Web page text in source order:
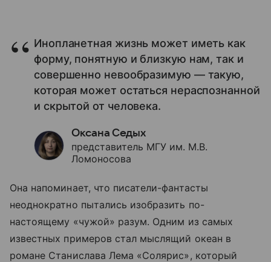
Инопланетная жизнь может иметь как
форму, понятную и близкую нам, так и
совершенно невообразимую — такую,
которая может остаться нераспознанной
и скрытой от человека.
Оксана Седых
представитель МГУ им. М.В.
Ломоносова
Она напоминает, что писатели-фантасты
неоднократно пытались изобразить по-
настоящему «чужой» разум. Одним из самых
известных примеров стал мыслящий океан в
романе Станислава Лема «Солярис», который